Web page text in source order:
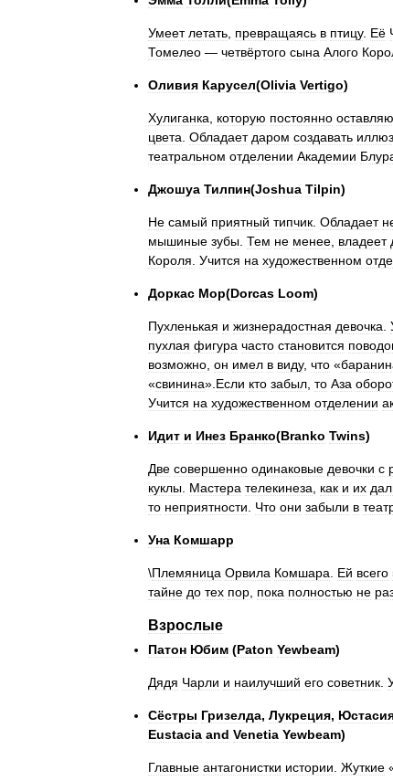
Умеет летать превращаясь в птицу. Её
Томелео — четвёртого сына Алого
Оливия Карусел(Olivia Vertigo)
Хулиганка которую постоянно
цвета Обладает даром создавать
театральном отделении Академии
Джошуа Тилпин(Joshua Tilpin)
Не самый приятный типчик Обладает
мышиные зубы Тем не менее владеет
Короля Учится на художественном
Доркас Мор(Dorcas Loom)
Пухленькая и жизнерадостная девочка
пухлая фигура часто становится
возможно он имел в виду, что «
«свинина». Если кто забыл то Аза
Учится на художественном отделении
Идит и Инез Бранко(Branko Twins)
Две совершенно одинаковые девочки с
куклы Мастера телекинеза как и их
то неприятности Что они забыли в
Уна Комшарр
\Племяница Орвила Комшара Ей всего
тайне до тех пор пока полностью не
Взрослые
Патон Юбим (Paton Yewbeam)
Дядя Чарли и наилучший его советник
Сёстры Гризелда, Лукреция,
Eustacia and Venetia Yewbeam)
Главные антагонистки истории Жуткие